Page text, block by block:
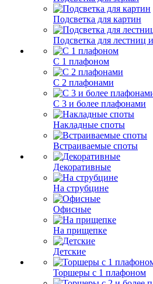
Подсветка для картин
Подсветка для лестниц
С 1 плафоном
С 2 плафонами
С 3 и более плафонами
Накладные споты
Встраиваемые споты
Декоративные
На струбцине
Офисные
На прищепке
Детские
Торшеры с 1 плафоном